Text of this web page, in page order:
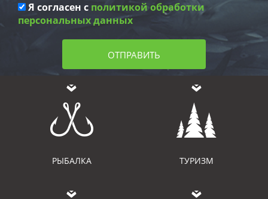
Я согласен с политикой обработки
персональных данных
ОТПРАВИТЬ
РЫБАЛКА ТУРИЗМ